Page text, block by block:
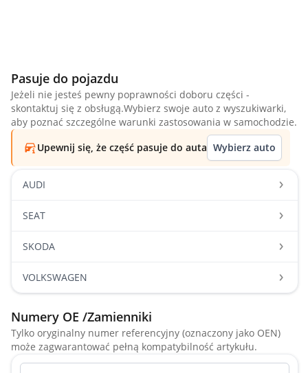
Pasuje do pojazdu
Jeżeli nie jesteś pewny poprawności doboru części -
skontaktuj się z obsługą.Wybierz swoje auto z wyszukiwarki,
aby poznać szczególne warunki zastosowania w samochodzie.
Upewnij się, że część pasuje do auta Wybierz auto
AUDI
SEAT
SKODA
VOLKSWAGEN
Numery OE /Zamienniki
Tylko oryginalny numer referencyjny (oznaczony jako OEN)
może zagwarantować pełną kompatybilność artykułu.